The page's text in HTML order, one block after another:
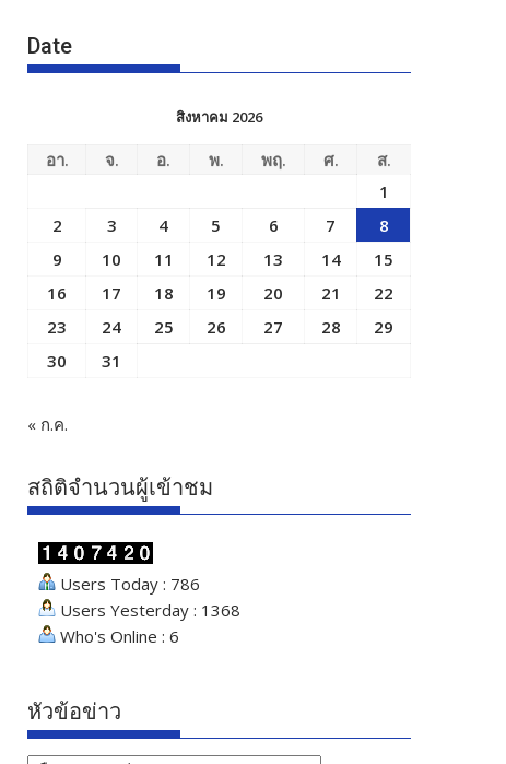
Date
สิงหาคม 2026
อา. จ. อ. พ. พฤ. ศ.
ส.
1
2
3 4 5 6 7
8
9
10 11 12 13 14
15
16
17 18 19 20 21
22
23
24 25 26 27 28
29
30
31
« ก.ค.
สถิติจำนวนผู้เข้าชม
Users Today : 786
Users Yesterday : 1368
Who's Online : 6
หัวข้อข่าว